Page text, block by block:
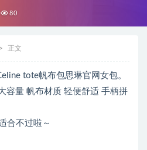
80
正文
tote帆布包思琳官网女包。
容量 帆布材质 轻便舒适 手柄拼
合不过啦～